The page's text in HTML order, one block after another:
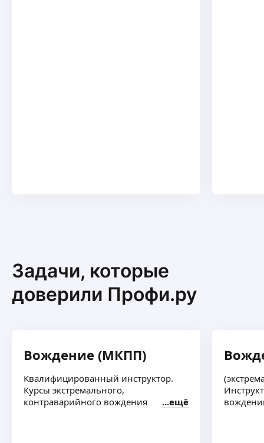
Задачи, которые
доверили Профи.ру
Вождение (МКПП)
Квалифицированный инструктор.
Курсы экстремального,
контраварийного вождения
ещё